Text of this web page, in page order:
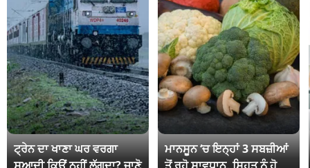
ਟ੍ਰੇਨ ਦਾ ਖਾਣਾ ਘਰ ਵਰਗਾ
ਮਾਨਸੂਨ ‘ਚ ਇਨ੍ਹਾਂ 3 ਸਬਜ਼ੀਆਂ